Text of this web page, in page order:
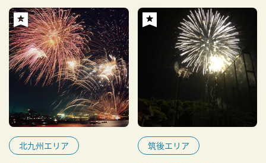
北九州エリア 筑後エリア